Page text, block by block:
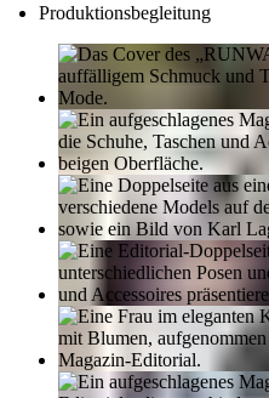
Produktionsbegleitung